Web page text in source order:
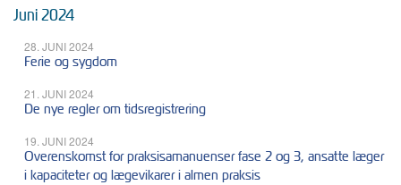
Juni 2024
28. JUNI 2024
Ferie og sygdom
21. JUNI 2024
De nye regler om tidsregistrering
19. JUNI 2024
Overenskomst for praksisamanuenser fase 2 og 3, ansatte læger
i kapaciteter og lægevikarer i almen praksis